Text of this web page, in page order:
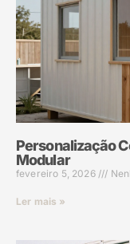
Personalização
Modular
fevereiro 5, 2026
Ler mais »